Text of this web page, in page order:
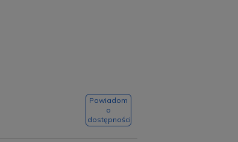
Powiadom
o
dostępności